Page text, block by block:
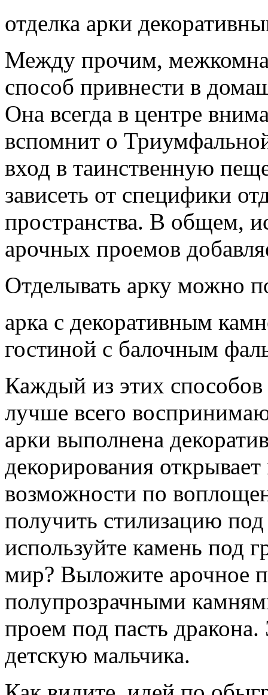
отделка арки
Между прочим,
способ привнести в
Она всегда в центре
вспомнит о
вход в таинственную
зависеть от специфики
пространства. В общем,
арочных проемов
Отделывать арку можно
арка с декоративным
гостиной с балочным
Каждый из этих
лучше всего
арки выполнена
декорирования
возможности по
получить стилизацию
используйте камень под
мир? Выложите арочное
полупрозрачными
проем под пасть
детскую мальчика.